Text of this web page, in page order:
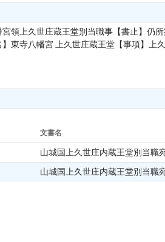
領上久世庄蔵王堂別当職事【書止】
東寺八幡宮 上久世庄蔵王堂【事項】上
文書名
山城国上久世庄内蔵王堂別当職
山城国上久世庄内蔵王堂別当職